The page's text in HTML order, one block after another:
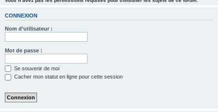
CONNEXION
Nom d’utilisateur :
Mot de passe :
Se souvenir de moi
Cacher mon statut en ligne pour cette session